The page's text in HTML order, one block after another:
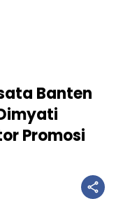
Banten
Promosi